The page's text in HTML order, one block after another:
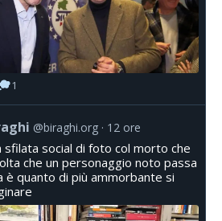
1
@biraghi.org 12 ore
sfilata social di foto col morto che
che un personaggio noto passa
è quanto di più ammorbante si